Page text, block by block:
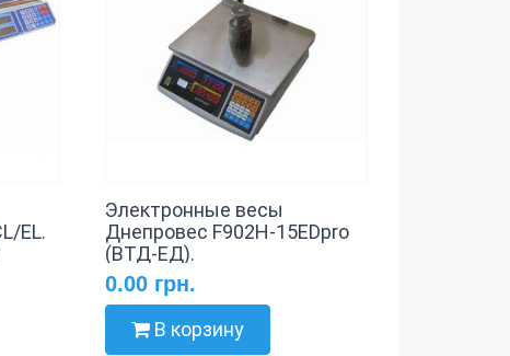
EL.
Электронные весы
Днепровес F902H-15EDpro
(ВТД-ЕД).
0.00 грн.
В корзину